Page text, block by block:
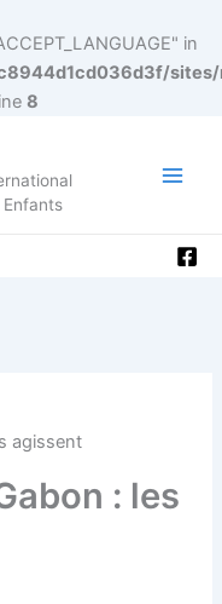
in
sites/
8
Enfants
agissent
: les